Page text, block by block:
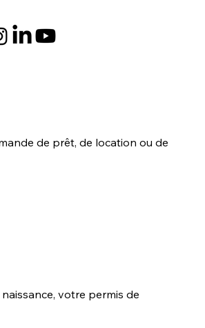
de prêt, de location ou de
votre permis de